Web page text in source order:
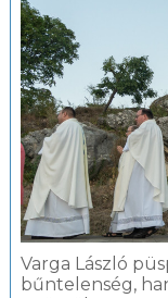
Varga László
bűntelenség,